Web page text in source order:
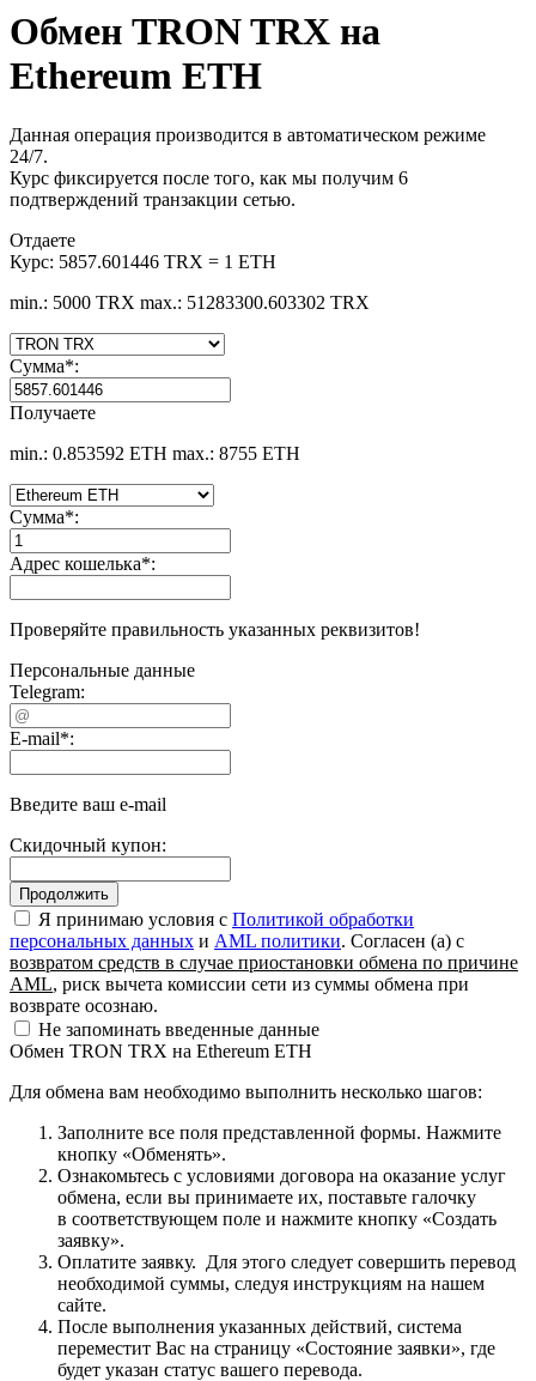
Обмен TRON TRX на
Ethereum ETH
Данная операция производится в автоматическом режиме
24/7.
Курс фиксируется после того, как мы получим 6
подтверждений транзакции сетью.
Отдаете
Курс: 5857.601446 TRX = 1 ETH
min.: 5000 TRX max.: 51283300.603302 TRX
Сумма*:
Получаете
min.: 0.853592 ETH max.: 8755 ETH
Сумма*:
Адрес кошелька*:
Проверяйте правильность указанных реквизитов!
Персональные данные
Telegram:
E-mail*:
Введите ваш e-mail
Скидочный купон:
Я принимаю условия c Политикой обработки
персональных данных и AML политики. Согласен (а) с
возвратом средств в случае приостановки обмена по причине
AML, риск вычета комиссии сети из суммы обмена при
возврате осознаю.
Не запоминать введенные данные
Обмен TRON TRX на Ethereum ETH
Для обмена вам необходимо выполнить несколько шагов:
Заполните все поля представленной формы. Нажмите
кнопку «Обменять».
Ознакомьтесь с условиями договора на оказание услуг
обмена, если вы принимаете их, поставьте галочку
в соответствующем поле и нажмите кнопку «Создать
заявку».
Оплатите заявку. Для этого следует совершить перевод
необходимой суммы, следуя инструкциям на нашем
сайте.
После выполнения указанных действий, система
переместит Вас на страницу «Состояние заявки», где
будет указан статус вашего перевода.